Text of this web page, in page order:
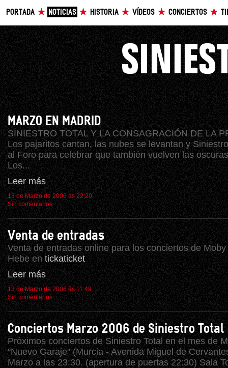
PORTADA NOTICIAS HISTORIA VÍDEOS CONCIERTOS
MARZO EN MADRID
SINIESTRO TOTAL Y LA CONSAGRACIÓN DE LA
Los pajaritos cantan, las nubes se levantan y
al Foro para celebrar que también vuelven las
Los...
Leer más
13 de Marzo de 2006 ás 22:20
Sin comentarios
Venta de entradas
Venta de entradas online para los conciertos de
Hebe entickaticket
Leer más
13 de Marzo de 2006 ás 11:49
Sin comentarios
Conciertos Marzo 2006 de Siniestro Total
Próximos conciertos de Siniestro Total en el mes de
"Nuevo Garaje" (Murcia - Avenida Miguel de
Marzo a las 23:30. (apertura de puertas 22:30) Sala